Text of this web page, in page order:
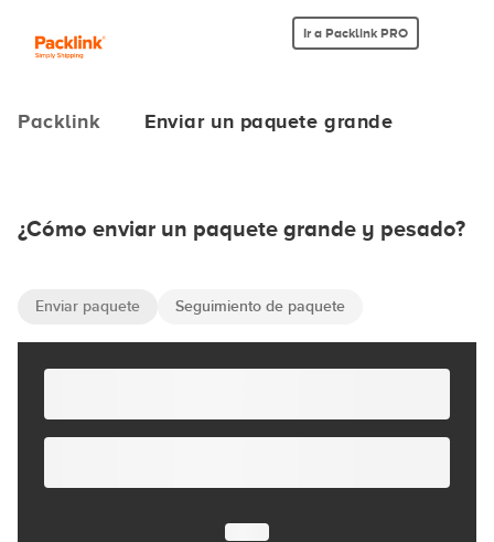
Ir a Packlink PRO
Packlink Enviar un paquete grande
¿Cómo enviar un paquete grande y pesado?
Enviar paquete Seguimiento de paquete